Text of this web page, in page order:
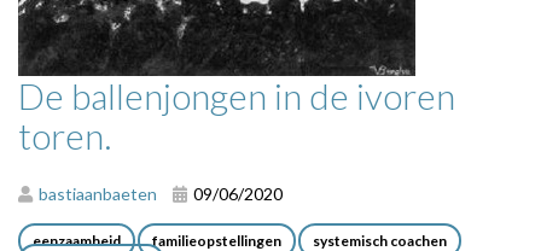
De ballenjongen in de ivoren
toren.
bastiaanbaeten 09/06/2020
eenzaamheid familieopstellingen
systemisch coachen